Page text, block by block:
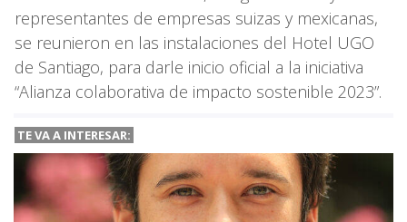
representantes de empresas suizas y mexicanas,
se reunieron en las instalaciones del Hotel UGO
de Santiago, para darle inicio oficial a la iniciativa
“Alianza colaborativa de impacto sostenible 2023”.
TE VA A INTERESAR: